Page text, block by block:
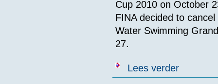
Cup 2010 on October
FINA decided to
Water Swimming
27.
Lees verderover